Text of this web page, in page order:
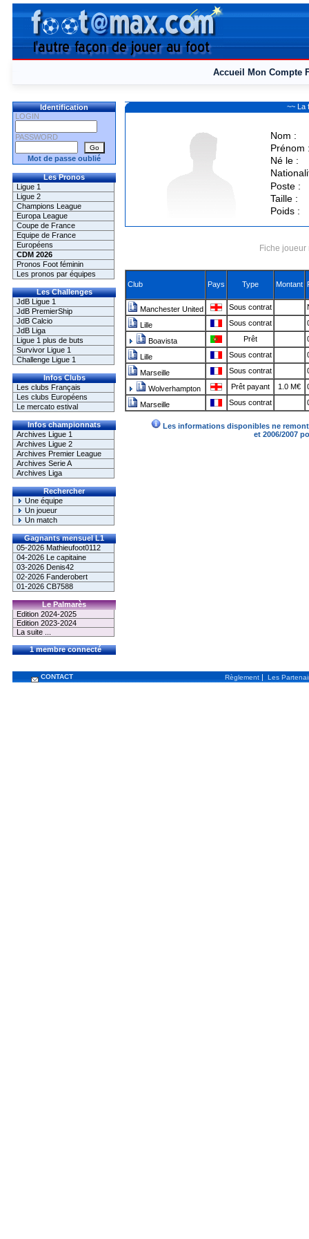
Accueil Mon Compte
Identification
LOGIN
PASSWORD
Mot de passe oublié
Les Pronos
Ligue 1
Ligue 2
Champions League
Europa League
Coupe de France
Equipe de France
Européens
CDM 2026
Pronos Foot féminin
Les pronos par équipes
Les Challenges
JdB Ligue 1
JdB PremierShip
JdB Calcio
JdB Liga
Ligue 1 plus de buts
Survivor Ligue 1
Challenge Ligue 1
Infos Clubs
Les clubs Français
Les clubs Européens
Le mercato estival
Infos championnats
Archives Ligue 1
Archives Ligue 2
Archives Premier League
Archives Serie A
Archives Liga
Rechercher
Une équipe
Un joueur
Un match
Gagnants mensuel L1
05-2026 Mathieufoot0112
04-2026 Le capitaine
03-2026 Denis42
02-2026 Fanderobert
01-2026 CB7588
Le Palmarès
Edition 2024-2025
Edition 2023-2024
La suite ...
1 membre connecté
~~ La
Nom :
Prénom
Né le :
Poste :
Taille :
Poids :
Fiche
Club Pays Type Montant
Manchester United Sous contrat
Lille Sous contrat
Boavista Prêt
Lille Sous contrat
Marseille Sous contrat
Wolverhampton Prêt payant 1.0 M€
Marseille Sous contrat
Les informations disponibles ne
et 2006/2007
CONTACT Règlement | Les